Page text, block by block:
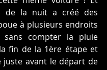
de la nuit a créé des
à plusieurs endroits
sans compter la pluie
fin de la 1ère étape et
avant le départ de